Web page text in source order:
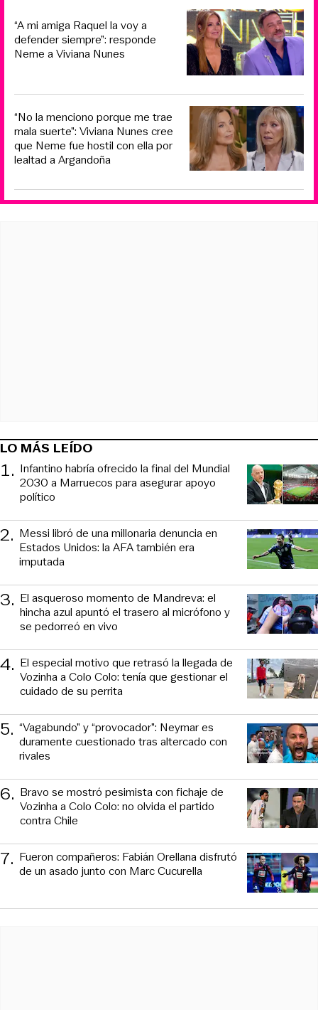
“A mi amiga Raquel la voy a
defender siempre”: responde
Neme a Viviana Nunes
“No la menciono porque me trae
mala suerte”: Viviana Nunes cree
que Neme fue hostil con ella por
lealtad a Argandoña
LO MÁS LEÍDO
1. Infantino habría ofrecido la final del Mundial
2030 a Marruecos para asegurar apoyo
político
2. Messi libró de una millonaria denuncia en
Estados Unidos: la AFA también era
imputada
3. El asqueroso momento de Mandreva: el
hincha azul apuntó el trasero al micrófono y
se pedorreó en vivo
4. El especial motivo que retrasó la llegada de
Vozinha a Colo Colo: tenía que gestionar el
cuidado de su perrita
5. “Vagabundo” y “provocador”: Neymar es
duramente cuestionado tras altercado con
rivales
6. Bravo se mostró pesimista con fichaje de
Vozinha a Colo Colo: no olvida el partido
contra Chile
7. Fueron compañeros: Fabián Orellana disfrutó
de un asado junto con Marc Cucurella